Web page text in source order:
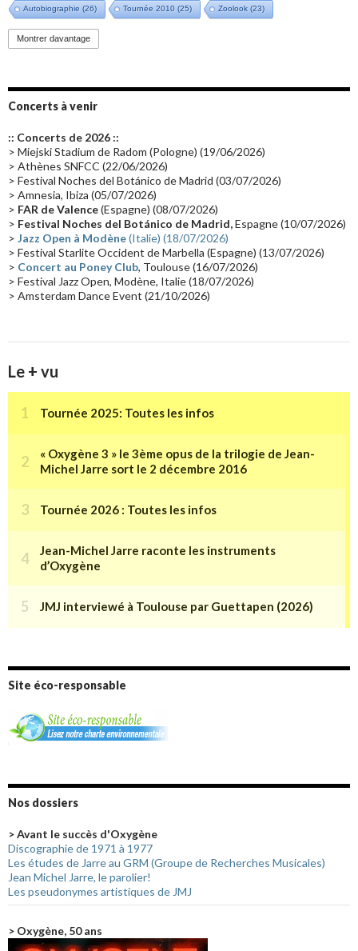
Autobiographie (26) Tournée 2010 (25) Zoolook (23)
Promo 2019(23)
Groupe de Recherche Musicale
Passages radio Vidéo Jarrecast (16) Synthé 80's
Les concerts en Chine(16) Cinéma
Synthé Roland(15) Belgique(15)
(14) Astronomie (14) (14)
Tournée 2025(14) 2024(14) Chine(13)
Montrer davantage
Concerts à venir
:: Concerts de 2026 ::
> Miejski Stadium de Radom (Pologne) (19/06/2026)
> Athènes SNFCC (22/06/2026)
> Festival Noches del Botánico de Madrid (03/07/2026)
> Amnesia, Ibiza (05/07/2026)
> FAR de Valence(Espagne) (08/07/2026)
> Festival Noches del Botánico de Madrid,Espagne (10/07/2026)
> Jazz Open à Modène(Italie) (18/07/2026)
> Festival Starlite Occident de Marbella (Espagne) (13/07/2026)
> Concert au Poney Club, Toulouse (16/07/2026)
> Festival Jazz Open, Modène, Italie (18/07/2026)
> Amsterdam Dance Event (21/10/2026)
Le + vu
Site éco-responsable
Nos dossiers
> Avant le succès d'Oxygène
Discographie de 1971 à 1977
Les études de Jarre au GRM (Groupe de Recherches Musicales)
Jean Michel Jarre, le parolier!
Les pseudonymes artistiques de JMJ
> Oxygène, 50 ans